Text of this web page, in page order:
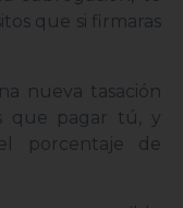
que si firmaras
nueva tasación
que pagar tú, y
porcentaje de